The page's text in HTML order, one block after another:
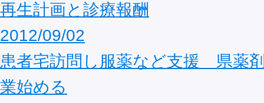
再生計画と診療報酬
2012/09/02
患者宅訪問し服薬など支援 県薬
業始める